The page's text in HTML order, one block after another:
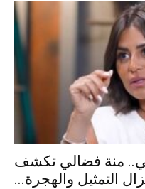
منة فضالي تكشف
التمثيل والهجرة...